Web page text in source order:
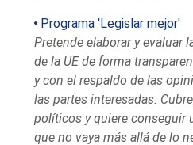
Programa 'Legislar mejor'
Pretende elaborar y evaluar
de la UE de forma
y con el respaldo de las
las partes interesadas.
políticos y quiere conseguir
que no vaya más allá de lo